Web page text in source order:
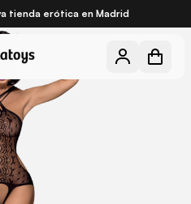
tienda erótica en Madrid